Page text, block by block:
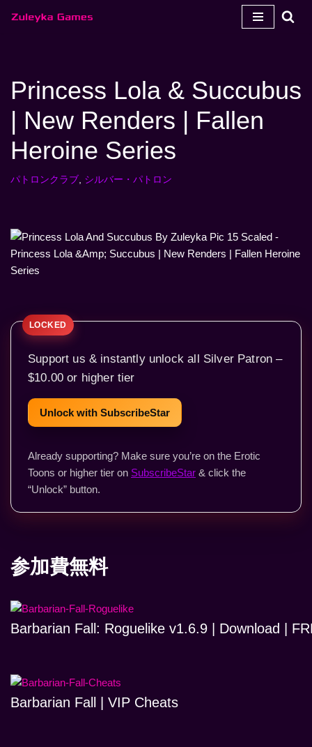
ン
ス
キ
Princess Lola & Succubus
| New Renders | Fallen
Heroine Series
パトロンクラブ シルバー・パトロン
Support us & instantly unlock all Silver Patron –
$10.00 or higher tier
Unlock with SubscribeStar
Already supporting? Make sure you’re on the Erotic
Toons or higher tier on SubscribeStar & click the
“Unlock” button.
参加費無料
Barbarian Fall: Roguelike v1.6.9 | Download |
Barbarian Fall | VIP Cheats